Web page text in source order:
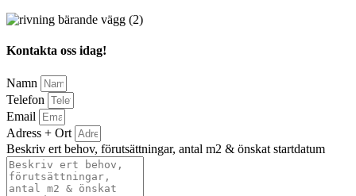
Kontakta oss idag!
Namn
Telefon
Email
Adress + Ort
Beskriv ert behov, förutsättningar, antal m2 & önskat startdatum